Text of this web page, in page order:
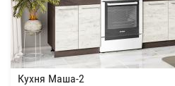
Кухня Маша-2